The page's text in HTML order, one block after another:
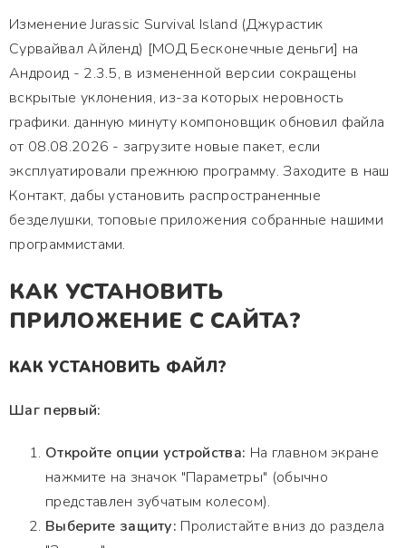
Изменение Jurassic Survival Island (Джурастик
Сурвайвал Айленд) [МОД Бесконечные деньги] на
Андроид - 2.3.5, в измененной версии сокращены
вскрытые уклонения, из-за которых неровность
графики. данную минуту компоновщик обновил файла
от 08.08.2026 - загрузите новые пакет, если
эксплуатировали прежнюю программу. Заходите в наш
Контакт, дабы установить распространенные
безделушки, топовые приложения собранные нашими
программистами.
КАК УСТАНОВИТЬ
ПРИЛОЖЕНИЕ С САЙТА?
КАК УСТАНОВИТЬ ФАЙЛ?
Шаг первый:
Откройте опции устройства: На главном экране
нажмите на значок "Параметры" (обычно
представлен зубчатым колесом).
Выберите защиту: Пролистайте вниз до раздела